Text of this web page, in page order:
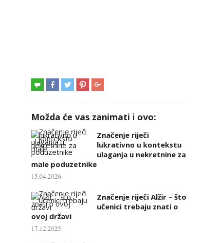
Možda će vas zanimati i ovo:
Značenje riječi
lukrativno u kontekstu
ulaganja u nekretnine za
male poduzetnike
15.04.2026.
Značenje riječi Alžir – što
učenici trebaju znati o
ovoj državi
17.12.2025.